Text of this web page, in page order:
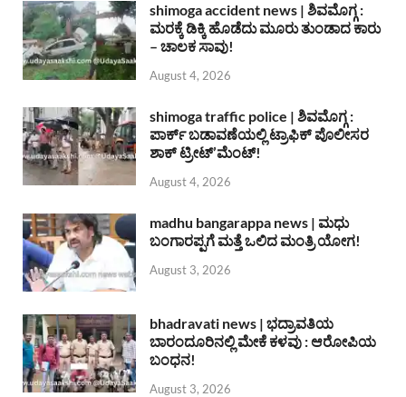
shimoga accident news | ಶಿವಮೊಗ್ಗ :
ಮರಕ್ಕೆ ಡಿಕ್ಕಿ ಹೊಡೆದು ಮೂರು ತುಂಡಾದ ಕಾರು
– ಚಾಲಕ ಸಾವು!
August 4, 2026
shimoga traffic police | ಶಿವಮೊಗ್ಗ :
ಪಾರ್ಕ್ ಬಡಾವಣೆಯಲ್ಲಿ ಟ್ರಾಫಿಕ್ ಪೊಲೀಸರ
ಶಾಕ್ ಟ್ರೀಟ್’ಮೆಂಟ್!
August 4, 2026
madhu bangarappa news | ಮಧು
ಬಂಗಾರಪ್ಪಗೆ ಮತ್ತೆ ಒಲಿದ ಮಂತ್ರಿ ಯೋಗ!
August 3, 2026
bhadravati news | ಭದ್ರಾವತಿಯ
ಬಾರಂದೂರಿನಲ್ಲಿ ಮೇಕೆ ಕಳವು : ಆರೋಪಿಯ
ಬಂಧನ!
August 3, 2026